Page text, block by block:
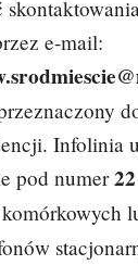
e-mail:
Infolinia
pod numer